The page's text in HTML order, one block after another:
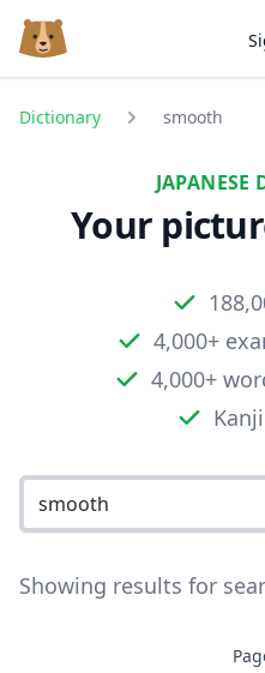
Dictionary smooth
JAPANESE
Your
4,000+
4,000+
Showing results for